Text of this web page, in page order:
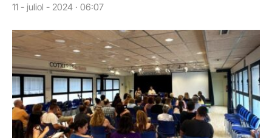
11 - juliol - 2024 · 06:07